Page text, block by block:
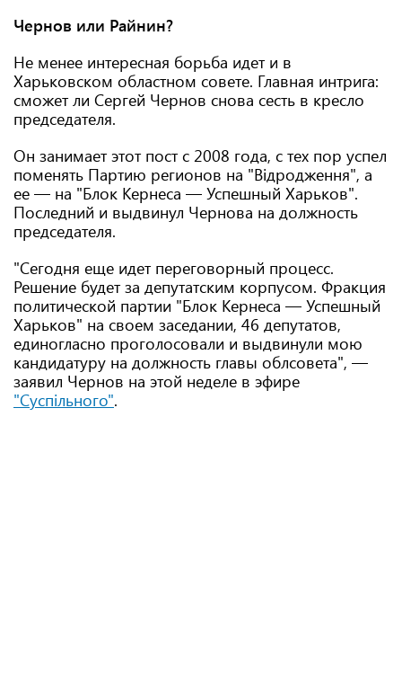
Чернов или Райнин?
Не менее интересная борьба идет и в
Харьковском областном совете. Главная интрига:
сможет ли Сергей Чернов снова сесть в кресло
председателя.
Он занимает этот пост с 2008 года, с тех пор успел
поменять Партию регионов на "Відродження", а
ее — на "Блок Кернеса — Успешный Харьков".
Последний и выдвинул Чернова на должность
председателя.
"Сегодня еще идет переговорный процесс.
Решение будет за депутатским корпусом. Фракция
политической партии "Блок Кернеса — Успешный
Харьков" на своем заседании, 46 депутатов,
единогласно проголосовали и выдвинули мою
кандидатуру на должность главы облсовета", —
заявил Чернов на этой неделе в эфире
"Суспільного".